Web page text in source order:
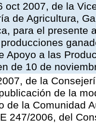
oct 2007, de la
de Agricultura,
para el presente
Apoyo a las
de 10 de
de la
de la
de la Comunidad
247/2006, del